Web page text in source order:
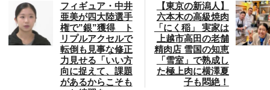
フィギュア・中井
亜美が四大陸選手
権で”銀”獲得 ト
リプルアクセルで
転倒も見事な修正
力見せる「いい方
向に捉えて、課題
があるからこそも
【東京の新潟人】
六本木の高級焼肉
「にく稲」 実家は
上越市高田の老舗
精肉店 雪国の知恵
「雪室」で熟成し
た極上肉に横澤夏
子も悶絶！